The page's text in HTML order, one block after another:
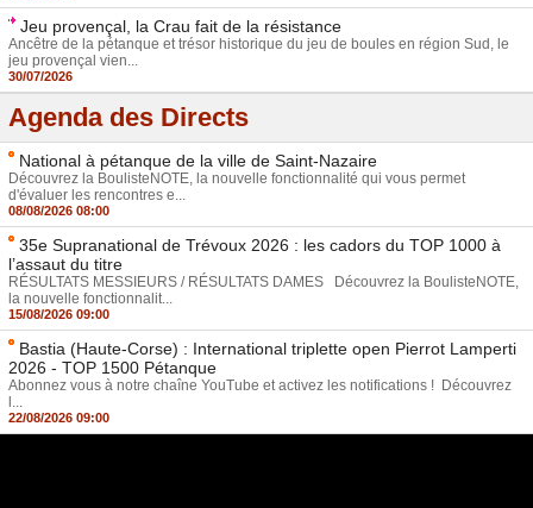
Jeu provençal, la Crau fait de la résistance
Ancêtre de la pétanque et trésor historique du jeu de boules en région Sud, le
jeu provençal vien...
30/07/2026
Agenda des Directs
National à pétanque de la ville de Saint-Nazaire
Découvrez la BoulisteNOTE, la nouvelle fonctionnalité qui vous permet
d'évaluer les rencontres e...
08/08/2026 08:00
35e Supranational de Trévoux 2026 : les cadors du TOP 1000 à
l’assaut du titre
RÉSULTATS MESSIEURS / RÉSULTATS DAMES Découvrez la BoulisteNOTE,
la nouvelle fonctionnalit...
15/08/2026 09:00
Bastia (Haute-Corse) : International triplette open Pierrot Lamperti
2026 - TOP 1500 Pétanque
Abonnez vous à notre chaîne YouTube et activez les notifications ! Découvrez
l...
22/08/2026 09:00